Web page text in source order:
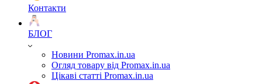
Контакти
БЛОГ
Новини Promax.in.ua
Огляд товару від Promax.in.ua
Цікаві статті Promax.in.ua